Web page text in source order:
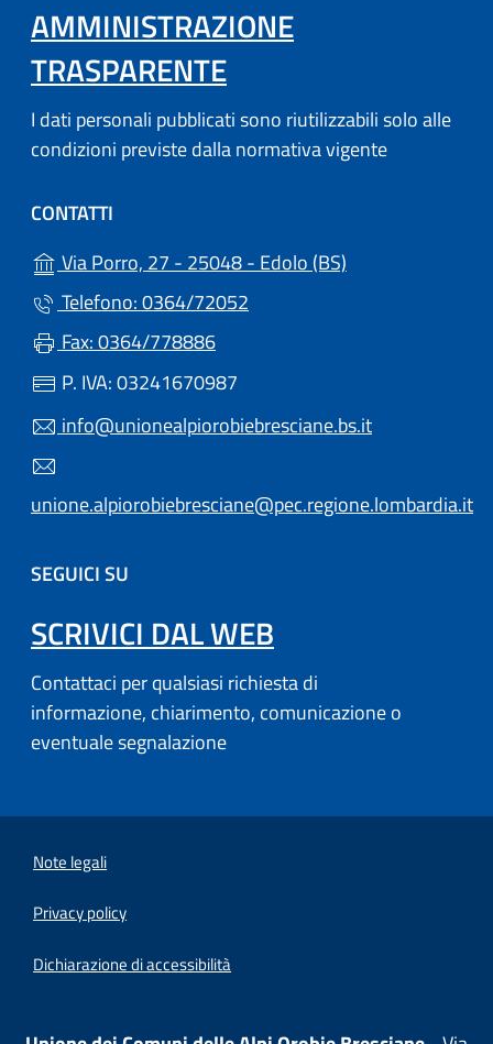
AMMINISTRAZIONE
TRASPARENTE
I dati personali pubblicati sono riutilizzabili solo alle
condizioni previste dalla normativa vigente
CONTATTI
Via Porro, 27 - 25048 - Edolo (BS)
Telefono: 0364/72052
Fax: 0364/778886
P. IVA: 03241670987
info@unionealpiorobiebresciane.bs.it
unione.alpiorobiebresciane@pec.regione.lombardia.it
SEGUICI SU
SCRIVICI DAL WEB
Contattaci per qualsiasi richiesta di
informazione, chiarimento, comunicazione o
eventuale segnalazione
Note legali
Privacy policy
Dichiarazione di accessibilità